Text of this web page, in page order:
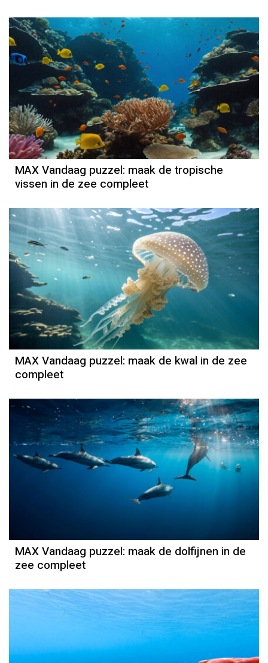
MAX Vandaag puzzel: maak de tropische
vissen in de zee compleet
MAX Vandaag puzzel: maak de kwal in de zee
compleet
MAX Vandaag puzzel: maak de dolfijnen in de
zee compleet